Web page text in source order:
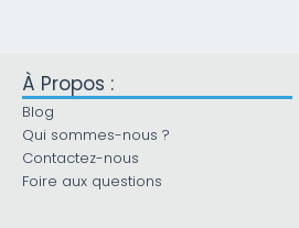
À Propos :
Blog
Qui sommes-nous ?
Contactez-nous
Foire aux questions